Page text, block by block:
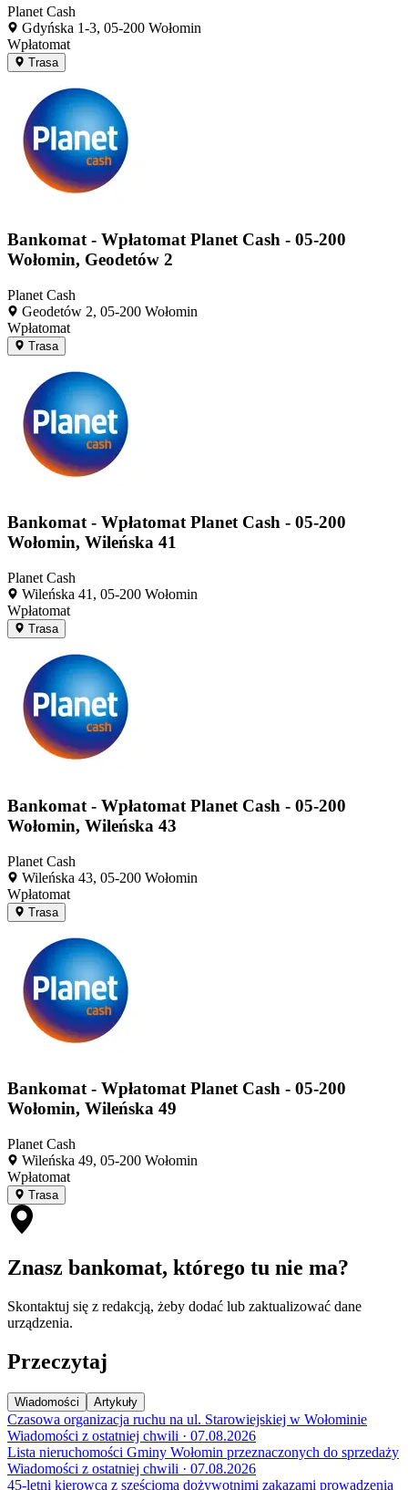
Planet Cash
Gdyńska 1-3, 05-200 Wołomin
Wpłatomat
Trasa
Bankomat - Wpłatomat Planet Cash - 05-200
Wołomin, Geodetów 2
Planet Cash
Geodetów 2, 05-200 Wołomin
Wpłatomat
Trasa
Bankomat - Wpłatomat Planet Cash - 05-200
Wołomin, Wileńska 41
Planet Cash
Wileńska 41, 05-200 Wołomin
Wpłatomat
Trasa
Bankomat - Wpłatomat Planet Cash - 05-200
Wołomin, Wileńska 43
Planet Cash
Wileńska 43, 05-200 Wołomin
Wpłatomat
Trasa
Bankomat - Wpłatomat Planet Cash - 05-200
Wołomin, Wileńska 49
Planet Cash
Wileńska 49, 05-200 Wołomin
Wpłatomat
Trasa
Znasz bankomat, którego tu nie ma?
Skontaktuj się z redakcją, żeby dodać lub zaktualizować dane
urządzenia.
Przeczytaj
Wiadomości Artykuły
Czasowa organizacja ruchu na ul. Starowiejskiej w Wołominie
Wiadomości z ostatniej chwili · 07.08.2026
Lista nieruchomości Gminy Wołomin przeznaczonych do sprzedaży
Wiadomości z ostatniej chwili · 07.08.2026
45-letni kierowca z sześcioma dożywotnimi zakazami prowadzenia